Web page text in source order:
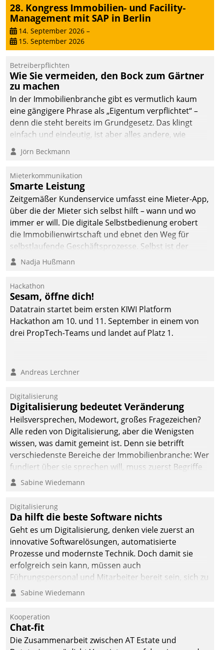
28. Kongress Immobilien- und Facility-
Management mit SAP in Berlin
14. September 2026 –
15. September 2026
Betreiberpflichten
Wie Sie vermeiden, den Bock zum Gärtner
zu machen
In der Immobilienbranche gibt es vermutlich kaum
eine gängigere Phrase als „Eigentum verpflichtet“ –
denn die steht bereits im Grundgesetz. Das klingt
einfach und eindeutig, ist aber alles andere, wie
Branchenbeschäftigte wissen. Denn mit der
Verantwortung folgen Verpflichtungen.
Jörn Beckmann
Mieterkommunikation
Smarte Leistung
Zeitgemäßer Kundenservice umfasst eine Mieter-App,
über die der Mieter sich selbst hilft – wann und wo
immer er will. Die digitale Selbstbedienung erobert
die Immobilienwirtschaft und ebnet den Weg für
selbstlaufende Geschäftsprozesse. Selbst ist der
Kunde und smart der Serviceanbieter.
Nadja Hußmann
Hackathon
Sesam, öffne dich!
Datatrain startet beim ersten KIWI Platform
Hackathon am 10. und 11. September in einem von
drei PropTech-Teams und landet auf Platz 1.
Andreas Lerchner
Digitalisierung
Digitalisierung bedeutet Veränderung
Heilsversprechen, Modewort, großes Fragezeichen?
Alle reden von Digitalisierung, aber die Wenigsten
wissen, was damit gemeint ist. Denn sie betrifft
verschiedenste Bereiche der Immobilienbranche: Wer
fundiert über sie sprechen will, muss zuerst Begriffe
klären. Ein Aspekt ist die betriebliche Optimierung:
Einsparungen durch optimierte und automatisierte
Prozesse. Doch man darf nicht zu viel erwarten: Allein
mit der Einführung einer neuen Software ist es nicht
getan. Die Digitalisierung erfordert von Unternehmen
die Bereitschaft, sich zu überprüfen, zu hinterfragen
und zu verändern.
Sabine Wiedemann
Digitalisierung
Da hilft die beste Software nichts
Geht es um Digitalisierung, denken viele zuerst an
innovative Softwarelösungen, automatisierte
Prozesse und modernste Technik. Doch damit sie
erfolgreich sein kann, müssen auch
Führungspersonal und Mitarbeiter bereit sein, sich zu
verändern und anzupassen, sonst werden sie an ihr
Sabine Wiedemann
Kooperation
Chat-fit
Die Zusammenarbeit zwischen AT Estate und